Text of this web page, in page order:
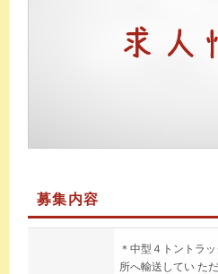
募集内容
＊中型４トントラ
所へ輸送してい た